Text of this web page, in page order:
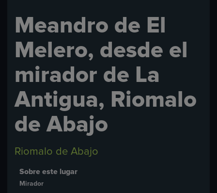
Meandro de El
Melero, desde el
mirador de La
Antigua, Riomalo
de Abajo
Riomalo de Abajo
Sobre este lugar
Mirador